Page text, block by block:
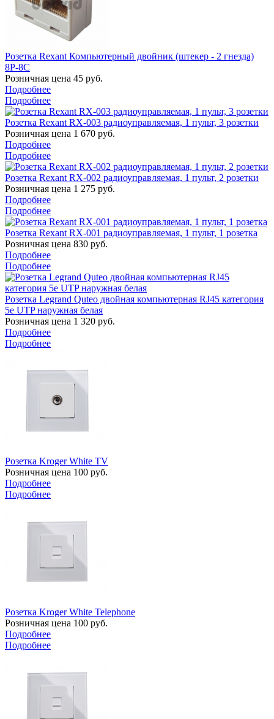
Розетка Rexant Компьютерный двойник (штекер - 2 гнезда)
8P-8C
Розничная цена 45 руб.
Подробнее
Подробнее
Розетка Rexant RX-003 радиоуправляемая, 1 пульт, 3 розетки
Розничная цена 1 670 руб.
Подробнее
Подробнее
Розетка Rexant RX-002 радиоуправляемая, 1 пульт, 2 розетки
Розничная цена 1 275 руб.
Подробнее
Подробнее
Розетка Rexant RX-001 радиоуправляемая, 1 пульт, 1 розетка
Розничная цена 830 руб.
Подробнее
Подробнее
Розетка Legrand Quteo двойная компьютерная RJ45 категория
5е UTP наружная белая
Розничная цена 1 320 руб.
Подробнее
Подробнее
Розетка Kroger White TV
Розничная цена 100 руб.
Подробнее
Подробнее
Розетка Kroger White Telephone
Розничная цена 100 руб.
Подробнее
Подробнее